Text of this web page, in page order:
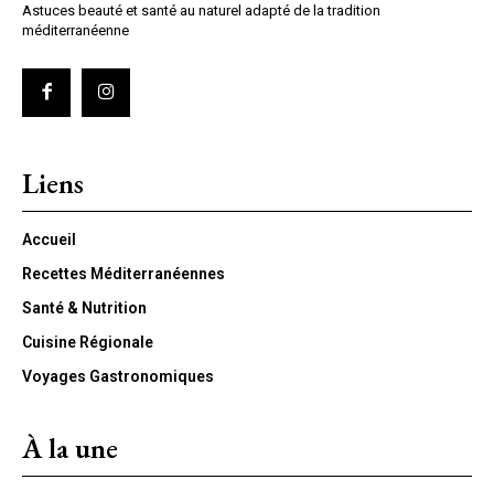
Astuces beauté et santé au naturel adapté de la tradition
méditerranéenne
Liens
Accueil
Recettes Méditerranéennes
Santé & Nutrition
Cuisine Régionale
Voyages Gastronomiques
À la une